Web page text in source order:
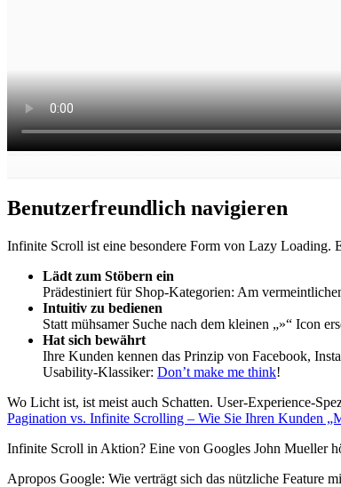
Benutzerfreundlich navigieren
Infinite Scroll ist eine besondere Form von Lazy Loading.
Lädt zum Stöbern ein
Prädestiniert für Shop-Kategorien: Am
Intuitiv zu bedienen
Statt mühsamer Suche nach dem kleinen „»“ Icon
Hat sich bewährt
Ihre Kunden kennen das Prinzip von Facebook,
Usability-Klassiker: Don’t make me think!
Wo Licht ist, ist meist auch Schatten. User-Experience-
Pagination vs. Infinite Scrolling – Wie Sie Ihren Kunden
Infinite Scroll in Aktion? Eine von Googles John Mueller
Apropos Google: Wie verträgt sich das nützliche Feature